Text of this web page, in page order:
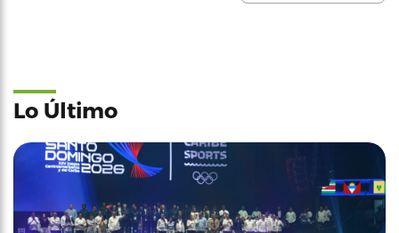
Lo Último